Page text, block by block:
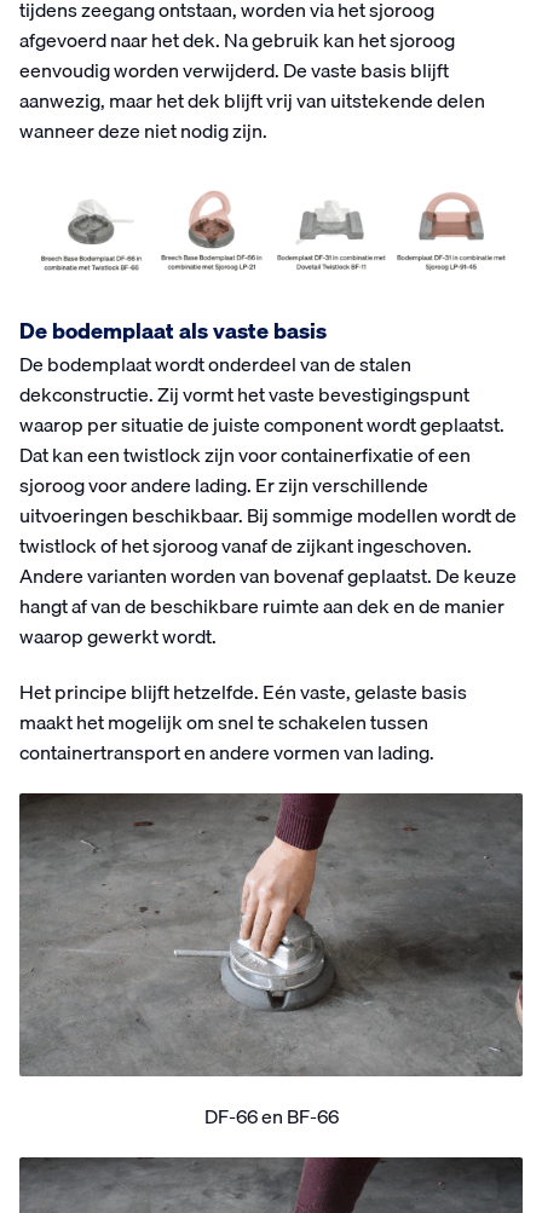
tijdens zeegang ontstaan, worden via het sjoroog
afgevoerd naar het dek. Na gebruik kan het sjoroog
eenvoudig worden verwijderd. De vaste basis blijft
aanwezig, maar het dek blijft vrij van uitstekende delen
wanneer deze niet nodig zijn.
De bodemplaat als vaste basis
De bodemplaat wordt onderdeel van de stalen
dekconstructie. Zij vormt het vaste bevestigingspunt
waarop per situatie de juiste component wordt geplaatst.
Dat kan een twistlock zijn voor containerfixatie of een
sjoroog voor andere lading. Er zijn verschillende
uitvoeringen beschikbaar. Bij sommige modellen wordt de
twistlock of het sjoroog vanaf de zijkant ingeschoven.
Andere varianten worden van bovenaf geplaatst. De keuze
hangt af van de beschikbare ruimte aan dek en de manier
waarop gewerkt wordt.
Het principe blijft hetzelfde. Eén vaste, gelaste basis
maakt het mogelijk om snel te schakelen tussen
containertransport en andere vormen van lading.
DF-66 en BF-66